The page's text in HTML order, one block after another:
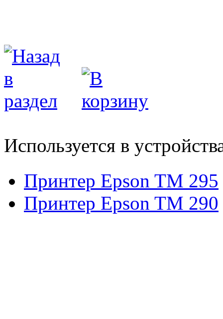
Используется в
Принтер Epson TM 295
Принтер Epson TM 290